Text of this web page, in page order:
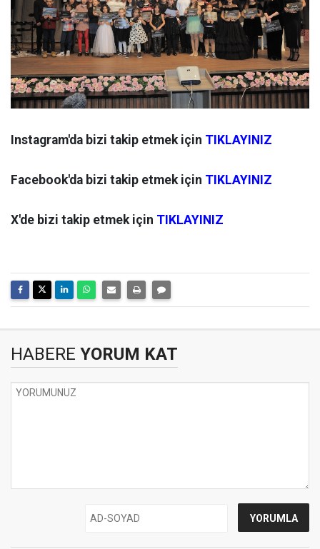
Instagram'da bizi takip etmek için TIKLAYINIZ
Facebook'da bizi takip etmek için TIKLAYINIZ
X'de bizi takip etmek için TIKLAYINIZ
HABERE YORUM KAT